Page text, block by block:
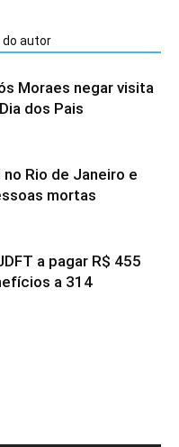
do autor
Moraes negar visita
dos Pais
Rio de Janeiro e
mortas
a pagar R$ 455
a 314